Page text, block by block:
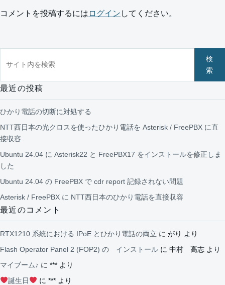
コメントを投稿するには ログイン してください。
検
索
最近の投稿
ひかり電話の切断に対処する
NTT西日本の光クロスを使ったひかり電話を Asterisk / FreePBX に直
接収容
Ubuntu 24.04 に Asterisk22 と FreePBX17 をインストールを修正しま
した
Ubuntu 24.04 の FreePBX で cdr report 記録されない問題
Asterisk / FreePBX に NTT西日本のひかり電話を直接収容
最近のコメント
RTX1210 系統における IPoE とひかり電話の両立 に がり より
Flash Operator Panel 2 (FOP2) の インストール に 中村 高志 より
マイブーム♪ に *** より
誕生日
に ***より